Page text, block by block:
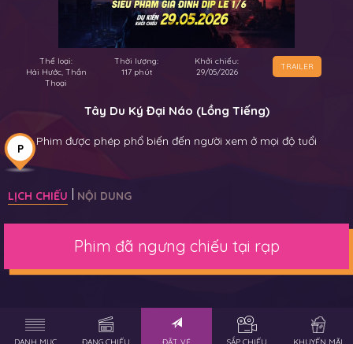
Thể loại:
Hài Hước, Thần
Thoại
Thời lượng:
117 phút
Khởi chiếu:
29/05/2026
TRAILER
Tây Du Ký Đại Náo (Lồng Tiếng)
P
Phim được phép phổ biến đến người xem ở mọi độ tuổi
LỊCH CHIẾU NỘI DUNG
Phim đã ngưng chiếu tại rạp